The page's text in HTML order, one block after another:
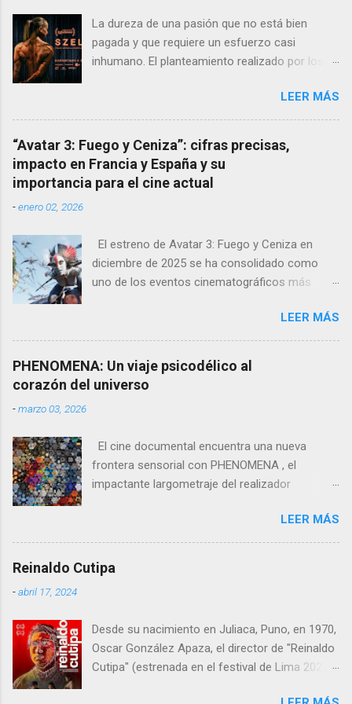
La dureza de una pasión que no está bien
pagada y que requiere un esfuerzo casi
inhumano. El planteamiento realizado por los
y Anna Nemes es profundo, sutil, dejando que
la crudeza del mensaje nos llegue poco a poco,
que se vaya instalando en nuestros
pensamientos para sentirnos dentro de la
película. La fragilidad de los fuertes La
protagonista Edina , interpretada
academias de arte dramático al aparentar-
superar a muchas verdaderas profesionales de
la actuación. Su pareja, Ádám, interpretado por
que convence en pantalla. Ambos nos
muestran su fragilidad a pesar de su aspecto,
un viaje por los sueños que pueden alcanzar o
que ya alcanzaron y los miedos de haber
LEER MÁS
“Avatar 3: Fuego y Ceniza”: cifras precisas,
impacto en Francia y España y su
importancia para el cine actual
-enero 02, 2026
El estreno de Avatar 3: Fuego y Ceniza en
diciembre de 2025 se ha consolidado como
uno de los eventos cinematográficos más
saga dirigida por James Cameron ha vuelto a
atraer al gran público a las salas, con cifras de
taquilla sólidas y un impacto notable en
mercados europeos clave como Francia y
LEER MÁS
PHENOMENA: Un viaje psicodélico al
corazón del universo
-marzo 03, 2026
El cine documental encuentra una nueva
frontera sensorial con PHENOMENA , el
impactante largometraje del realizador
primer teaser y póster oficial antes de su
estreno mundial en el True/False Film Fest el 5
de marzo, seguido por su premiere europea en
CPH:DOX el 17 de marzo.
LEER MÁS
Reinaldo Cutipa
-abril 17, 2024
Desde su nacimiento en Juliaca, Puno, en 1970,
Oscar González Apaza, el director de "Reinaldo
Cutipa" (estrenada en el festival de Lima 2023,